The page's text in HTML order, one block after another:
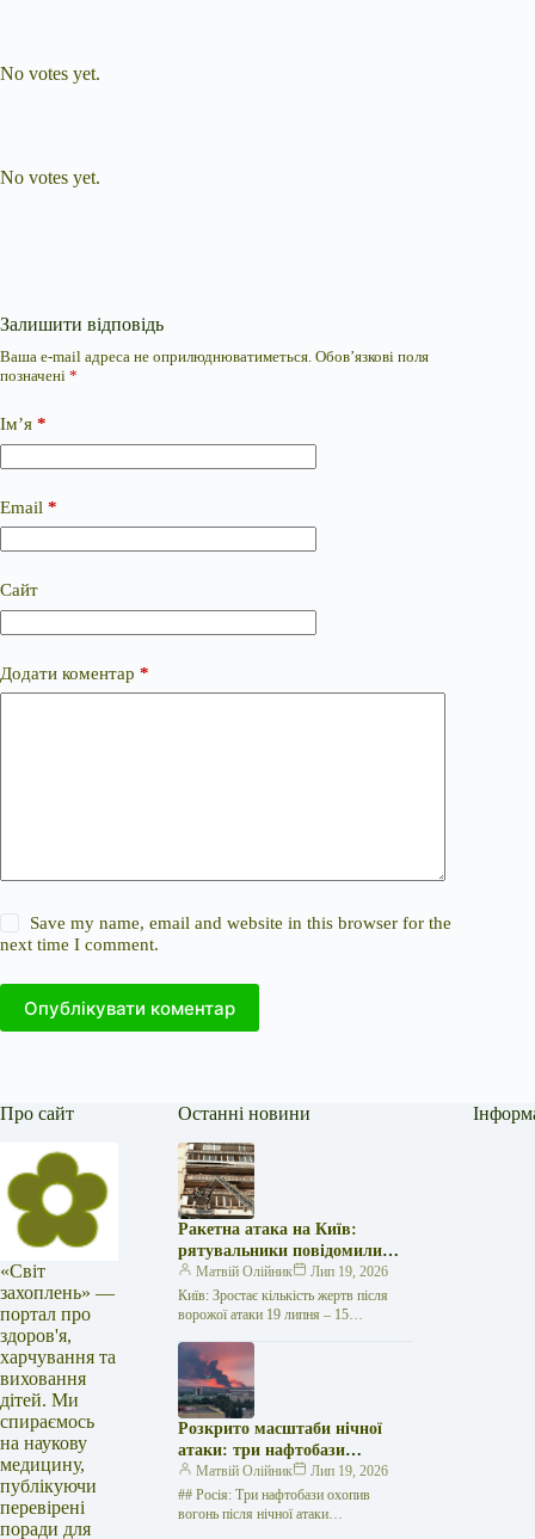
No votes yet.
No votes yet.
Залишити відповідь
Ваша e-mail адреса не оприлюднюватиметься. Обов’язкові поля
позначені *
Ім’я *
Email *
Сайт
Додати коментар *
Save my name, email and website in this browser for the
next time I comment.
Опублікувати коментар
Про сайт
«Світ
захоплень» —
портал про
здоров'я,
харчування та
виховання
дітей. Ми
спираємось
на наукову
медицину,
публікуючи
перевірені
поради для
Останні новини
Ракетна атака на Київ:
рятувальники повідомили
про 15 поранених
Матвій Олійник
Лип 19, 2026
Київ: Зростає кількість жертв після
ворожої атаки 19 липня – 15
російської агресії, що сталася у
столиці…
Розкрито масштаби нічної
атаки: три нафтобази
палають у Ставрополі –
OSINT-аналіз
Матвій Олійник
Лип 19, 2026
## Росія: Три нафтобази охопив
вогонь після нічної атаки